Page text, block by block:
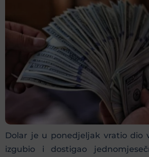
Dolar je u ponedjeljak vratio dio
izgubio i dostigao